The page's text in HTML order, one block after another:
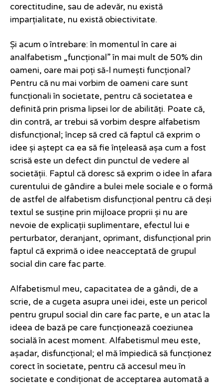
corectitudine, sau de adevăr, nu există
imparțialitate, nu există obiectivitate.
Și acum o întrebare: în momentul în care ai
analfabetism „funcțional” în mai mult de 50% din
oameni, oare mai poți să-l numești funcțional?
Pentru că nu mai vorbim de oameni care sunt
funcționali în societate, pentru că societatea e
definită prin prisma lipsei lor de abilități. Poate că,
din contră, ar trebui să vorbim despre alfabetism
disfuncțional; încep să cred că faptul că exprim o
idee și aștept ca ea să fie înțeleasă așa cum a fost
scrisă este un defect din punctul de vedere al
societății. Faptul că doresc să exprim o idee în afara
curentului de gândire a bulei mele sociale e o formă
de astfel de alfabetism disfuncțional pentru că deși
textul se susține prin mijloace proprii și nu are
nevoie de explicații suplimentare, efectul lui e
perturbator, deranjant, oprimant, disfuncțional prin
faptul că exprimă o idee neacceptată de grupul
social din care fac parte.
Alfabetismul meu, capacitatea de a gândi, de a
scrie, de a cugeta asupra unei idei, este un pericol
pentru grupul social din care fac parte, e un atac la
ideea de bază pe care funcționează coeziunea
socială în acest moment. Alfabetismul meu este,
așadar, disfuncțional; el mă împiedică să funcționez
corect în societate, pentru că accesul meu în
societate e condiționat de acceptarea automată a